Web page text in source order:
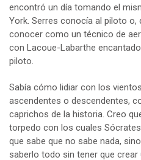
encontró un día tomando el
York. Serres conocía al piloto o,
conocer como un técnico de
con Lacoue-Labarthe
piloto.
Sabía cómo lidiar con los
ascendentes o descendentes,
caprichos de la historia. Creo
torpedo con los cuales
que sabe que no sabe nada,
saberlo todo sin tener que